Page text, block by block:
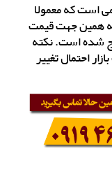
است که معمولا
به همین جهت قیمت
شده است. نکته
احتمال تغییر